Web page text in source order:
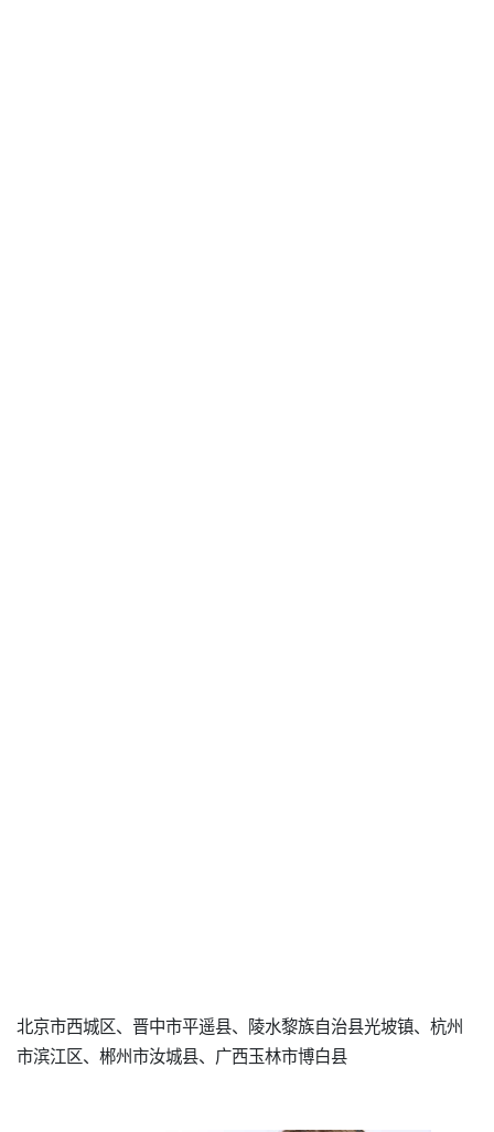
北京市西城区、晋中市平遥县、陵水黎族自治县光坡镇、杭州
市滨江区、郴州市汝城县、广西玉林市博白县